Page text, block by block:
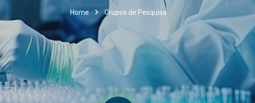
Home Grupos de Pesquisa